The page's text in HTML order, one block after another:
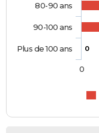
0
80-90 ans
90-100 ans
Plus de 100 ans
0